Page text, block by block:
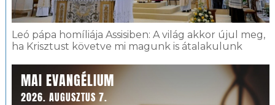
Leó pápa homíliája Assisiben: A világ akkor újul meg,
ha Krisztust követve mi magunk is átalakulunk
MAI EVANGÉLIUM
2026. AUGUSZTUS 7.